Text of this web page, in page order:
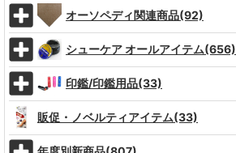
オーソペディ関連商品(92)
シューケア オールアイテム(656)
印鑑/印鑑用品(33)
販促・ノベルティアイテム(33)